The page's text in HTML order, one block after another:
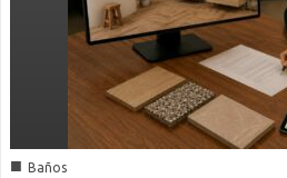
■ Baños